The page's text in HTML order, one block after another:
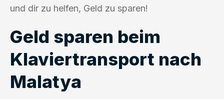
und dir zu helfen, Geld zu sparen!
Geld sparen beim
Klaviertransport nach
Malatya